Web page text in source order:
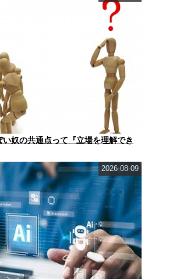
い奴の共通点って『立場を理解でき
2026-08-09